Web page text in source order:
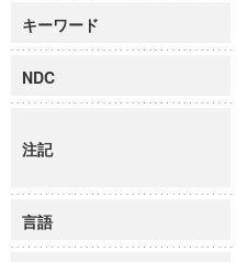
キーワード
NDC
注記
言語